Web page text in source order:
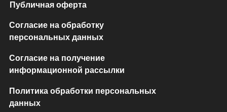
Публичная оферта
Согласие на обработку
персональных данных
Согласие на получение
информационной рассылки
Политика обработки персональных
данных